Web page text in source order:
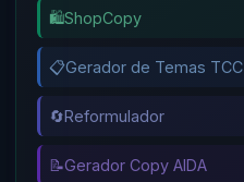
🛍️ShopCopy
📋Gerador de Temas TCC
🔄Reformulador
📝Gerador Copy AIDA